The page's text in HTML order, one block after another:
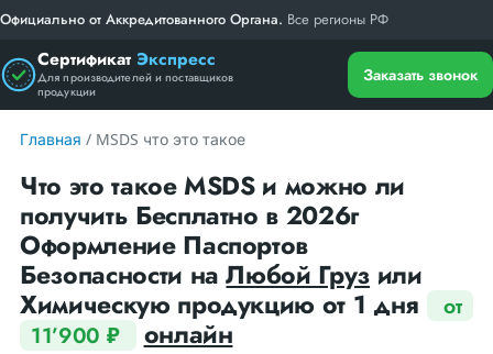
Официально от Аккредитованного Органа. Все регионы РФ
Сертификат Экспресс
Для производителей и поставщиков
продукции
Заказать звонок
Главная / MSDS что это такое
Что это такое MSDS и можно ли
получить Бесплатно в 2026г
Оформление Паспортов
Безопасности наЛюбой Груз или
Химическую продукцию от 1 дня
от
11’900 ₽
онлайн